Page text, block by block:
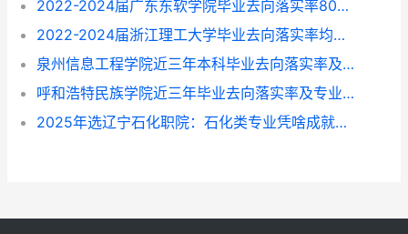
2022-2024届广东东软学院毕业去向落实率80%-87%，这些专业找工作更顺？
2022-2024届浙江理工大学毕业去向落实率均超96%，就业方向与专业选择指南
泉州信息工程学院近三年本科毕业去向落实率及专业就业前景解析（2022-2024）
呼和浩特民族学院近三年毕业去向落实率及专业就业情况解析（2022-2024）
2025年选辽宁石化职院：石化类专业凭啥成就业“香饽饽”？附专业挑拣指南